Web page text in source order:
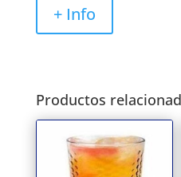
original
era:
es:
+ Info
Productos